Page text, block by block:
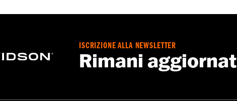
ISCRIZIONE ALLA NEWSLETTER
Rimani